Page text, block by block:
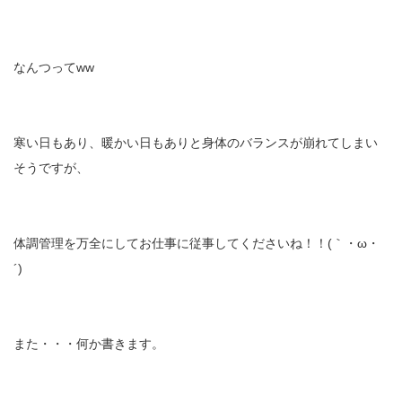
なんつってww
寒い日もあり、暖かい日もありと身体のバランスが崩れてしまい
そうですが、
体調管理を万全にしてお仕事に従事してくださいね！！(｀・ω・
´)ゞ
また・・・何か書きます。